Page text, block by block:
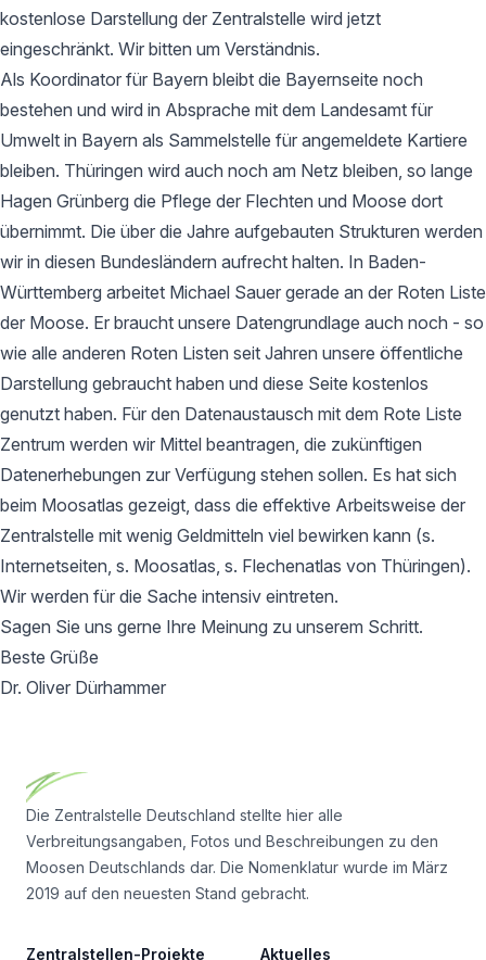
kostenlose Darstellung der Zentralstelle wird jetzt
eingeschränkt. Wir bitten um Verständnis.
Als Koordinator für Bayern bleibt die Bayernseite noch
bestehen und wird in Absprache mit dem Landesamt für
Umwelt in Bayern als Sammelstelle für angemeldete Kartiere
bleiben. Thüringen wird auch noch am Netz bleiben, so lange
Hagen Grünberg die Pflege der Flechten und Moose dort
übernimmt. Die über die Jahre aufgebauten Strukturen werden
wir in diesen Bundesländern aufrecht halten. In Baden-
Württemberg arbeitet Michael Sauer gerade an der Roten Liste
der Moose. Er braucht unsere Datengrundlage auch noch - so
wie alle anderen Roten Listen seit Jahren unsere öffentliche
Darstellung gebraucht haben und diese Seite kostenlos
genutzt haben. Für den Datenaustausch mit dem Rote Liste
Zentrum werden wir Mittel beantragen, die zukünftigen
Datenerhebungen zur Verfügung stehen sollen. Es hat sich
beim Moosatlas gezeigt, dass die effektive Arbeitsweise der
Zentralstelle mit wenig Geldmitteln viel bewirken kann (s.
Internetseiten, s. Moosatlas, s. Flechenatlas von Thüringen).
Wir werden für die Sache intensiv eintreten.
Sagen Sie uns gerne Ihre Meinung zu unserem Schritt.
Beste Grüße
Dr. Oliver Dürhammer
Die Zentralstelle Deutschland stellte hier alle
Verbreitungsangaben, Fotos und Beschreibungen zu den
Moosen Deutschlands dar. Die Nomenklatur wurde im März
2019 auf den neuesten Stand gebracht.
Zentralstellen-Projekte Aktuelles